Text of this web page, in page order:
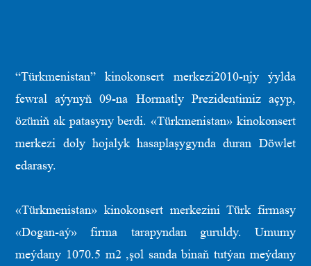
“Türkmenistan” kinokonsert merkezi2010-njy ýylda
fewral aýynyň 09-na Hormatly Prezidentimiz açyp,
özüniň ak patasyny berdi. «Türkmenistan» kinokonsert
merkezi doly hojalyk hasaplaşygynda duran Döwlet
edarasy.
«Türkmenistan» kinokonsert merkezini Türk firmasy
«Dogan-aý» firma tarapyndan guruldy. Umumy
meýdany 1070.5 m2 ,şol sanda binaň tutýan meýdany